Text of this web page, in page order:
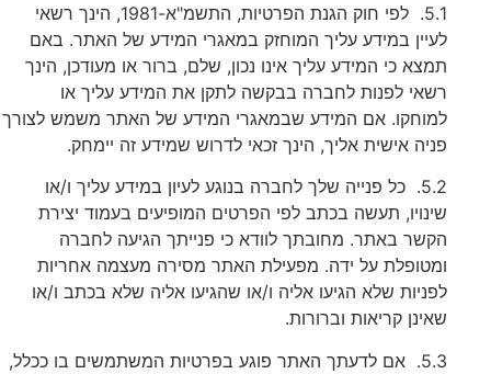
5.1. לפי חוק הגנת הפרטיות, התשמ"א-1981, הינך רשאי
לעיין במידע עליך המוחזק במאגרי המידע של האתר. באם
תמצא כי המידע עליך אינו נכון, שלם, ברור או מעודכן, הינך
רשאי לפנות לחברה בבקשה לתקן את המידע עליך או
למוחקו. אם המידע שבמאגרי המידע של האתר משמש לצורך
פניה אישית אליך, הינך זכאי לדרוש שמידע זה יימחק.
5.2. כל פנייה שלך לחברה בנוגע לעיון במידע עליך ו/או
שינויו, תעשה בכתב לפי הפרטים המופיעים בעמוד יצירת
הקשר באתר. מחובתך לוודא כי פנייתך הגיעה לחברה
ומטופלת על ידה. מפעילת האתר מסירה מעצמה אחריות
לפניות שלא הגיעו אליה ו/או שהגיעו אליה שלא בכתב ו/או
שאינן קריאות וברורות.
5.3. אם לדעתך האתר פוגע בפרטיות המשתמשים בו ככלל,